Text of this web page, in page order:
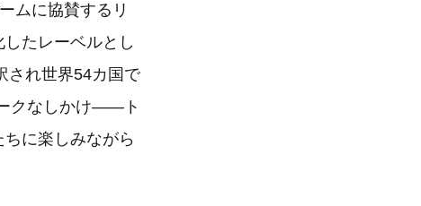
ムに協賛するリ
たレーベルとし
され世界54カ国で
クなしかけ――ト
に楽しみながら